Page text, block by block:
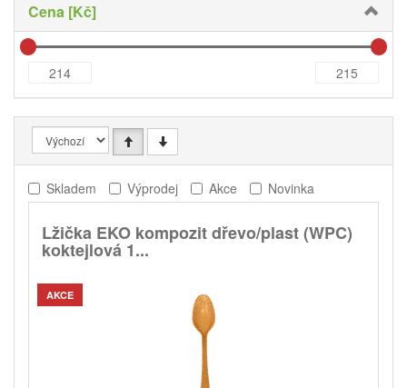
Cena [Kč]
Skladem Výprodej Akce Novinka
Lžička EKO kompozit dřevo/plast (WPC)
koktejlová 1...
AKCE